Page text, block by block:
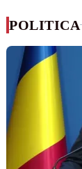
POLITICA